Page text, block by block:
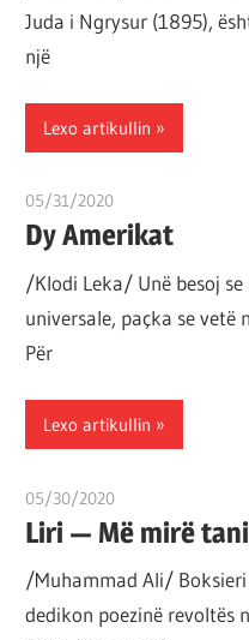
Juda i Ngrysur (1895),
një
Lexo artikullin
05/31/2020
Dy Amerikat
/Klodi Leka/ Unë besoj
universale, paçka se vetë
Për
Lexo artikullin
05/30/2020
Liri — Më mirë tani
/Muhammad Ali/
dedikon poezinë revoltës